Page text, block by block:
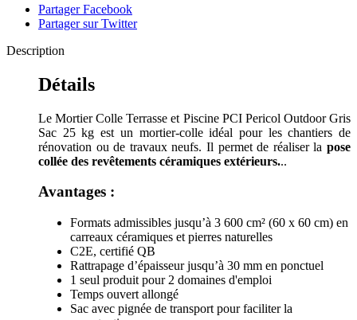
Partager Facebook
Partager sur Twitter
Description
Détails
Le Mortier Colle Terrasse et Piscine PCI Pericol Outdoor Gris
Sac 25 kg est un mortier-colle idéal pour les chantiers de
rénovation ou de travaux neufs. Il permet de réaliser la pose
collée des revêtements céramiques extérieurs...
Avantages :
Formats admissibles jusqu’à 3 600 cm² (60 x 60 cm) en
carreaux céramiques et pierres naturelles
C2E, certifié QB
Rattrapage d’épaisseur jusqu’à 30 mm en ponctuel
1 seul produit pour 2 domaines d'emploi
Temps ouvert allongé
Sac avec pignée de transport pour faciliter la